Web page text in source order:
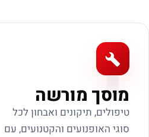
1
מוסך מורשה
טיפולים, תיקונים ואבחון לכל
סוגי האופנועים והקטנועים, עם